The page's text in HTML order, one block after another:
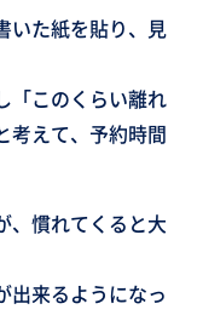
いた紙を貼り、見
「このくらい離れ
えて、予約時間
、慣れてくると大
出来るようになっ